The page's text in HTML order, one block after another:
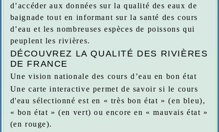
d’accéder aux données sur la qualité des eaux de
baignade tout en informant sur la santé des cours
d’eau et les nombreuses espèces de poissons qui
peuplent les rivières.
DÉCOUVREZ LA QUALITÉ DES RIVIÈRES
DE FRANCE
Une vision nationale des cours d’eau en bon état
Une carte interactive permet de savoir si le cours
d'eau sélectionné est en « très bon état » (en bleu),
« bon état » (en vert) ou encore en « mauvais état »
(en rouge).